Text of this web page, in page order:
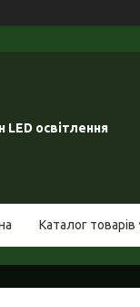
LED освітлення
Каталог товарів